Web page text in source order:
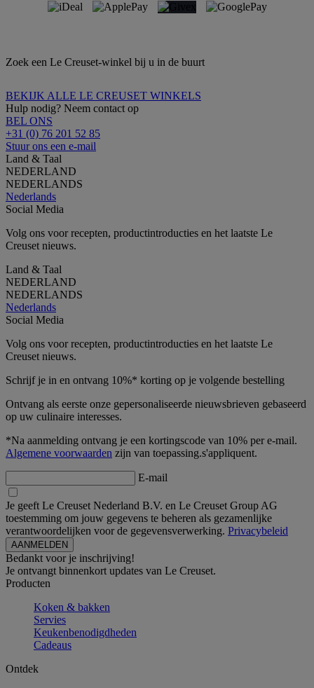
Zoek een Le Creuset-winkel bij u in de buurt
BEKIJK ALLE LE CREUSET WINKELS
Hulp nodig? Neem contact op
BEL ONS
+31 (0) 76 201 52 85
Stuur ons een e-mail
Land & Taal
NEDERLAND
NEDERLANDS
Nederlands
Social Media
Volg ons voor recepten, productintroducties en het laatste Le
Creuset nieuws.
Land & Taal
NEDERLAND
NEDERLANDS
Nederlands
Social Media
Volg ons voor recepten, productintroducties en het laatste Le
Creuset nieuws.
Schrijf je in en ontvang 10%* korting op je volgende bestelling
Ontvang als eerste onze gepersonaliseerde nieuwsbrieven gebaseerd
op uw culinaire interesses.
*Na aanmelding ontvang je een kortingscode van 10% per e-mail.
Algemene voorwaarden zijn van toepassing.s'appliquent.
E-mail
Je geeft Le Creuset Nederland B.V. en Le Creuset Group AG
toestemming om jouw gegevens te beheren als gezamenlijke
verantwoordelijken voor de gegevensverwerking. Privacybeleid
Bedankt voor je inschrijving!
Je ontvangt binnenkort updates van Le Creuset.
Producten
Koken & bakken
Servies
Keukenbenodigdheden
Cadeaus
Ontdek